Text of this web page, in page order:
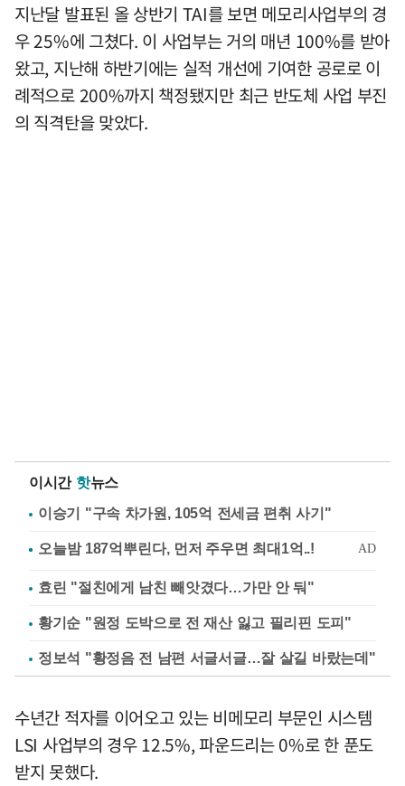
지난달 발표된 올 상반기 TAI를 보면 메모리사업부의 경
우 25%에 그쳤다. 이 사업부는 거의 매년 100%를 받아
왔고, 지난해 하반기에는 실적 개선에 기여한 공로로 이
례적으로 200%까지 책정됐지만 최근 반도체 사업 부진
의 직격탄을 맞았다.
이시간 핫뉴스
이승기 "구속 차가원, 105억 전세금 편취 사기"
효린 "절친에게 남친 빼앗겼다…가만 안 둬"
황기순 "원정 도박으로 전 재산 잃고 필리핀 도피"
정보석 "황정음 전 남편 서글서글…잘 살길 바랐는데"
수년간 적자를 이어오고 있는 비메모리 부문인 시스템
LSI 사업부의 경우 12.5%, 파운드리는 0%로 한 푼도
받지 못했다.